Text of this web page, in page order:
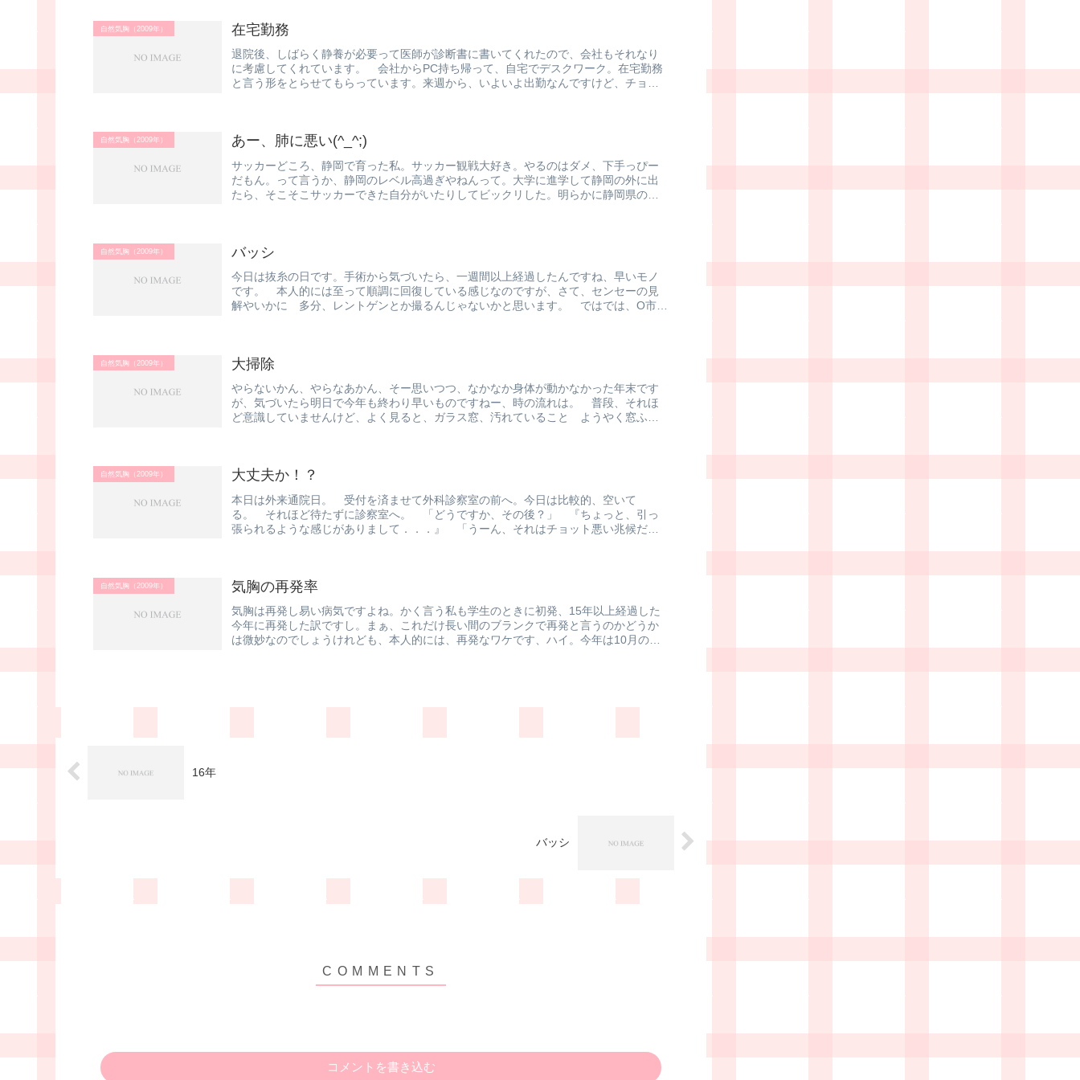
自然気胸（2009年） 在宅勤務
退院後、しばらく静養が必要って医師が診断書に書いてくれたので、会社もそれなり
に考慮してくれています。 会社からPC持ち帰って、自宅でデスクワーク。在宅勤務
と言う形をとらせてもらっています。来週から、いよいよ出勤なんですけど、チョッ
自然気胸（2009年） あー、肺に悪い(^_^;)
サッカーどころ、静岡で育った私。サッカー観戦大好き。やるのはダメ、下手っぴー
だもん。って言うか、静岡のレベル高過ぎやねんって。大学に進学して静岡の外に出
たら、そこそこサッカーできた自分がいたりしてビックリした。明らかに静岡県の平
自然気胸（2009年） バッシ
今日は抜糸の日です。手術から気づいたら、一週間以上経過したんですね、早いモノ
です。 本人的には至って順調に回復している感じなのですが、さて、センセーの見
解やいかに 多分、レントゲンとか撮るんじゃないかと思います。 ではでは、O市の
自然気胸（2009年） 大掃除
やらないかん、やらなあかん、そー思いつつ、なかなか身体が動かなかった年末です
が、気づいたら明日で今年も終わり早いものですねー、時の流れは。 普段、それほ
ど意識していませんけど、よく見ると、ガラス窓、汚れていること ようやく窓ふ
自然気胸（2009年） 大丈夫か！？
本日は外来通院日。 受付を済ませて外科診察室の前へ。今日は比較的、空いて
る。 それほど待たずに診察室へ。 「どうですか、その後？」 『ちょっと、引っ
張られるような感じがありまして．．．』 「うーん、それはチョット悪い兆候だね
自然気胸（2009年） 気胸の再発率
気胸は再発し易い病気ですよね。かく言う私も学生のときに初発、15年以上経過した
今年に再発した訳ですし。まぁ、これだけ長い間のブランクで再発と言うのかどうか
は微妙なのでしょうけれども、本人的には、再発なワケです、ハイ。今年は10月の終
16年
バッシ
コメントを書き込む